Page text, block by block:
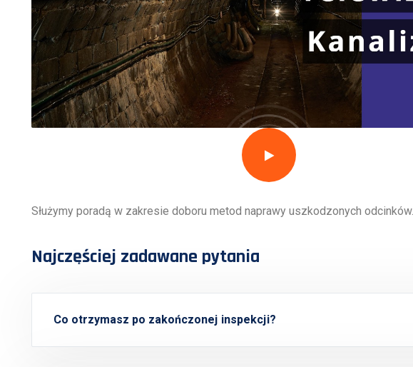
Służymy poradą w zakresie doboru metod naprawy uszkodzonych odcinków.
Najczęściej zadawane pytania
Co otrzymasz po zakończonej inspekcji?